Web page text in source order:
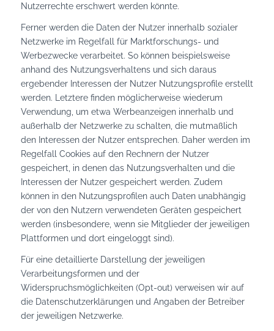
Nutzerrechte erschwert werden könnte.
Ferner werden die Daten der Nutzer innerhalb sozialer
Netzwerke im Regelfall für Marktforschungs- und
Werbezwecke verarbeitet. So können beispielsweise
anhand des Nutzungsverhaltens und sich daraus
ergebender Interessen der Nutzer Nutzungsprofile erstellt
werden. Letztere finden möglicherweise wiederum
Verwendung, um etwa Werbeanzeigen innerhalb und
außerhalb der Netzwerke zu schalten, die mutmaßlich
den Interessen der Nutzer entsprechen. Daher werden im
Regelfall Cookies auf den Rechnern der Nutzer
gespeichert, in denen das Nutzungsverhalten und die
Interessen der Nutzer gespeichert werden. Zudem
können in den Nutzungsprofilen auch Daten unabhängig
der von den Nutzern verwendeten Geräten gespeichert
werden (insbesondere, wenn sie Mitglieder der jeweiligen
Plattformen und dort eingeloggt sind).
Für eine detaillierte Darstellung der jeweiligen
Verarbeitungsformen und der
Widerspruchsmöglichkeiten (Opt-out) verweisen wir auf
die Datenschutzerklärungen und Angaben der Betreiber
der jeweiligen Netzwerke.